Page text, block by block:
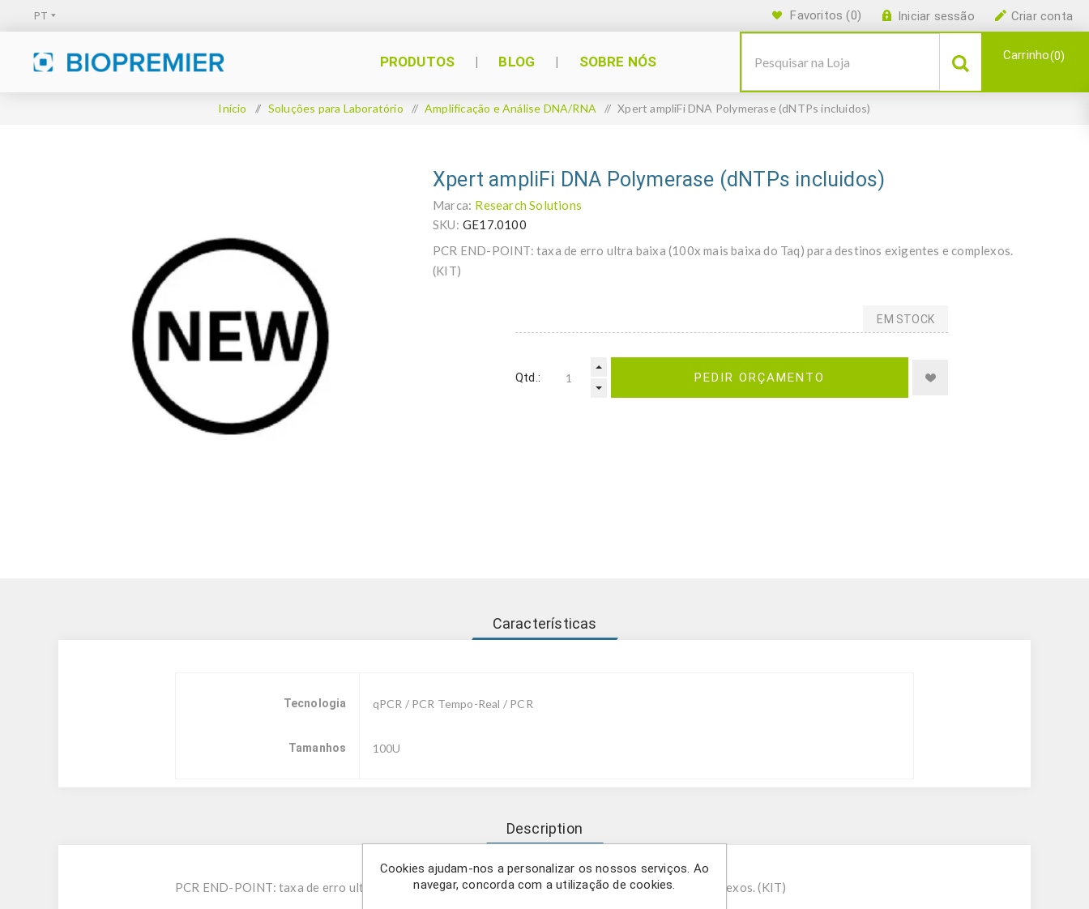
Criar conta
Iniciar sessão
Favoritos (0)
PRODUTOS BLOG SOBRE NÓS Carrinho 0
Início / Soluções para Laboratório / Amplificação e Análise DNA/RNA / Xpert ampliFi DNA Polymerase (dNTPs incluidos)
Xpert ampliFi DNA Polymerase (dNTPs incluidos)
Marca: Research Solutions
SKU: GE17.0100
PCR END-POINT: taxa de erro ultra baixa (100x mais baixa do Taq) para destinos exigentes e complexos.
(KIT)
EM STOCK
Qtd.: PEDIR ORÇAMENTO
Características
Tecnologia qPCR / PCR Tempo-Real / PCR
Tamanhos 100U
Description
PCR END-POINT: taxa de erro ultra baixa (100x mais baixa do Taq) para destinos exigentes e complexos. (KIT)
Cookies ajudam-nos a personalizar os nossos serviços. Ao
navegar, concorda com a utilização de cookies.